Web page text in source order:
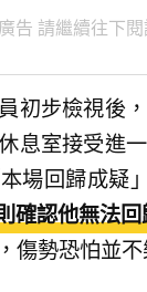
告 請繼續往下閱
初步檢視後
息室接受進
場回歸成疑
確認他無法回
傷勢恐怕並不